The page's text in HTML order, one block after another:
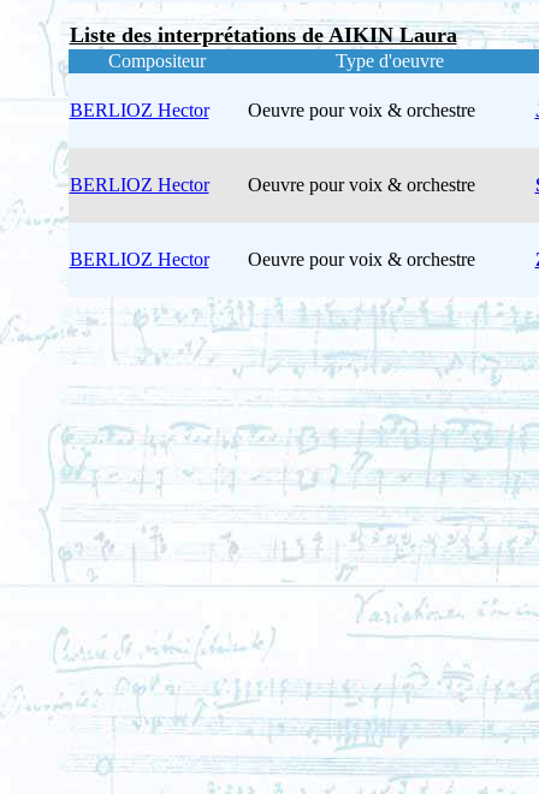
Liste des interprétations de AIKIN Laura
Compositeur Type d'oeuvre
BERLIOZ Hector Oeuvre pour voix & orchestre
BERLIOZ Hector Oeuvre pour voix & orchestre
BERLIOZ Hector Oeuvre pour voix & orchestre